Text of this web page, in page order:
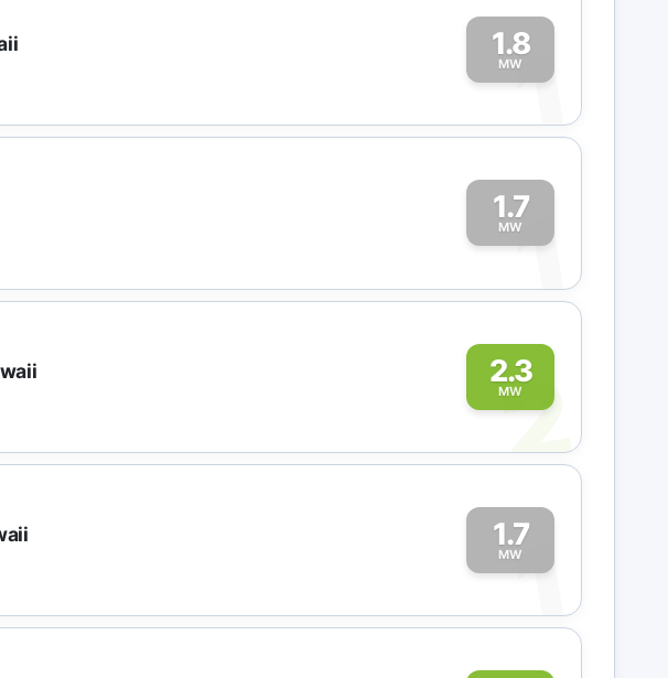
1.8
MW
1
1.7
MW
1
2.3
MW
2
1.7
MW
1